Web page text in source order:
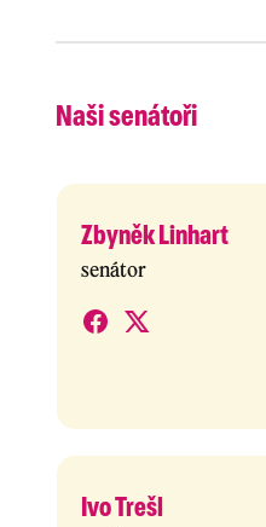
Naši senátoři
Zbyněk Linhart
senátor
Ivo Trešl